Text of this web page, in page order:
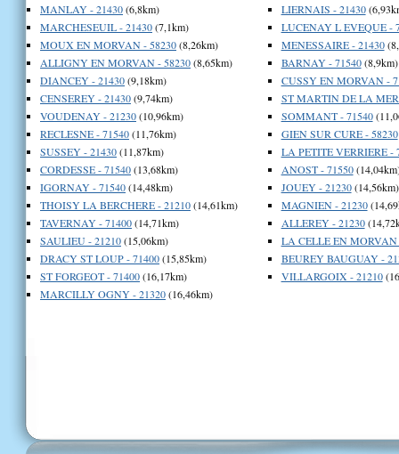
MANLAY - 21430(6,8km)
MARCHESEUIL - 21430(7,1km)
MOUX EN MORVAN - 58230(8,26km)
ALLIGNY EN MORVAN - 58230(8,65km)
DIANCEY - 21430(9,18km)
CENSEREY - 21430(9,74km)
VOUDENAY - 21230(10,96km)
RECLESNE - 71540(11,76km)
SUSSEY - 21430(11,87km)
CORDESSE - 71540(13,68km)
IGORNAY - 71540(14,48km)
THOISY LA BERCHERE - 21210(14,61km)
TAVERNAY - 71400(14,71km)
SAULIEU - 21210(15,06km)
DRACY ST LOUP - 71400(15,85km)
ST FORGEOT - 71400(16,17km)
MARCILLY OGNY - 21320(16,46km)
LIERNAIS - 21430
LUCENAY L EVEQUE -
MENESSAIRE - 21430
BARNAY - 71540(8,9km)
CUSSY EN MORVAN -
ST MARTIN DE LA
SOMMANT - 71540
GIEN SUR CURE - 58230
LA PETITE VERRIERE -
ANOST - 71550
JOUEY - 21230(14,56km)
MAGNIEN - 21230
ALLEREY - 21230
LA CELLE EN MORVAN
BEUREY BAUGUAY -
VILLARGOIX - 21210